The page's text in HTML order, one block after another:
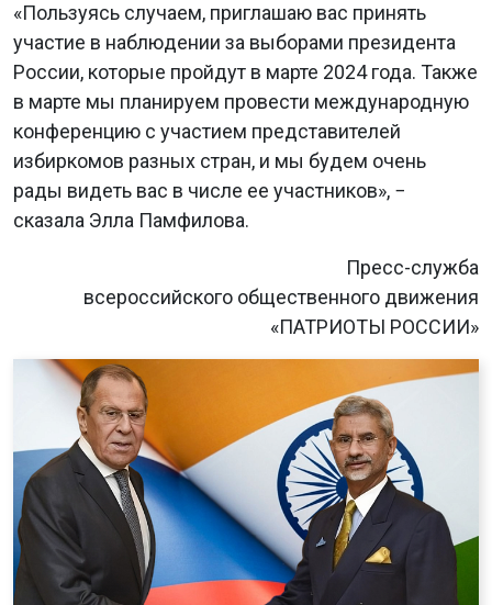
«Пользуясь случаем, приглашаю вас принять
участие в наблюдении за выборами президента
России, которые пройдут в марте 2024 года. Также
в марте мы планируем провести международную
конференцию с участием представителей
избиркомов разных стран, и мы будем очень
рады видеть вас в числе ее участников», −
сказала Элла Памфилова.
Пресс-служба
всероссийского общественного движения
«ПАТРИОТЫ РОССИИ»